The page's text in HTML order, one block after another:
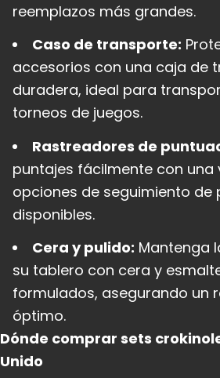
reemplazos más grandes.
Caso de transporte:
accesorios con una caja de
duradera, ideal para
torneos de juegos.
Rastreadores de
puntajes fácilmente con una
opciones de seguimiento de
disponibles.
Cera y pulido: Mantenga
su tablero con cera y
formulados, asegurando un
óptimo.
Dónde comprar sets
Unido